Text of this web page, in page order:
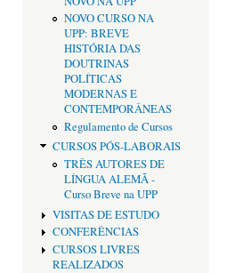
NOVO CURSO NA
UPP: BREVE
HISTÓRIA DAS
DOUTRINAS
POLÍTICAS
MODERNAS E
CONTEMPORÂNEAS
Regulamento de Cursos
CURSOS PÓS-LABORAIS
TRÊS AUTORES DE
LÍNGUA ALEMÃ -
Curso Breve na UPP
VISITAS DE ESTUDO
CONFERÊNCIAS
CURSOS LIVRES
REALIZADOS